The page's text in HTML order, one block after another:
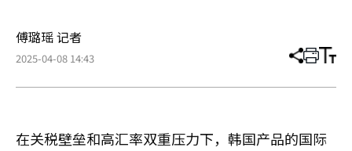
傅璐瑶 记者
2025-04-08 14:43 分
章
打 调
小
在关税壁垒和高汇率双重压力下，韩国产品的国际